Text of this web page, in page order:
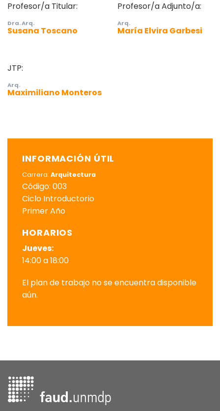
Profesor/a Titular:
Dra. Arq.
Susana Toscano
Profesor/a Adjunto/a:
Arq.
María Elvira Garbesi
JTP:
Arq.
Maximiliano Monteros
INFORMACIÓN ÚTIL
Carrera: Arquitectura
Código: 003
Ciclo Introductorio
Primer Año
HORARIOS
Jueves:
14:00 a 18:00
El plan de trabajo no se encuentra disponible
aún.